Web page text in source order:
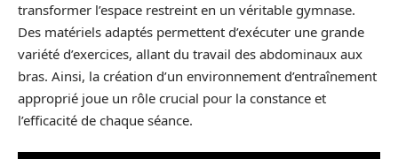
transformer l’espace restreint en un véritable gymnase.
Des matériels adaptés permettent d’exécuter une grande
variété d’exercices, allant du travail des abdominaux aux
bras. Ainsi, la création d’un environnement d’entraînement
approprié joue un rôle crucial pour la constance et
l’efficacité de chaque séance.